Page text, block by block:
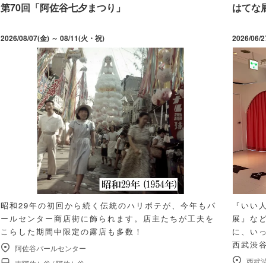
第70回「阿佐谷七夕まつり」
2026/08/07(金) ～ 08/11(火・祝)
昭和29年の初回から続く伝統のハリボテが、今年もパ
ールセンター商店街に飾られます。店主たちが工夫を
こらした期間中限定の露店も多数！
阿佐谷パールセンター
はてな
2026/06/
『いい
展』な
に、い
西武渋